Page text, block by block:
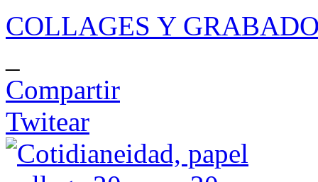
COLLAGES Y
Compartir
Twitear